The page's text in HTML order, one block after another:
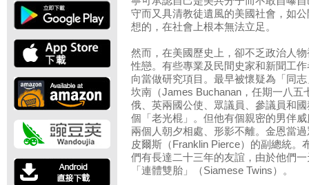
守而又具清教徒遺風的美國社會，如
想的，在社會上根本無法立足。
然而，在美國歷史上，卻不乏政治人
性戀。有些專業及民間史家和新聞工
向當做研究項目。最早被懷疑為「同
坎南（James Buchanan，任期一八五
俄、英兩國公使、眾議員、參議員和
個「老光棍」。但他有個親密的男伴
兩個人朝夕相處、形影不離。金恩當
皮爾斯（Franklin Pierce）的副總統。
們有長達二十三年的友誼，由於他們
「連體雙胎」（Siamese Twins）。